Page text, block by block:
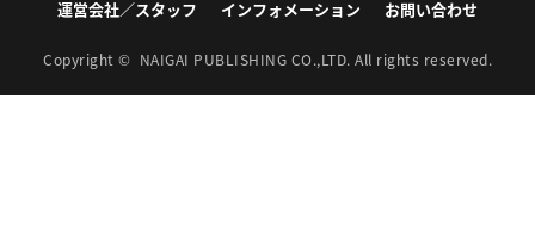
運営会社／スタッフ
インフォメーション お問い合わせ
Copyright © NAIGAI PUBLISHING CO.,LTD. All rights reserved.